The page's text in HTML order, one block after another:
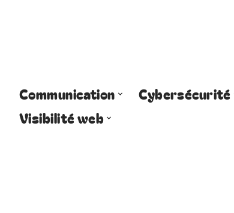
Communication Cybersécurité
Visibilité web